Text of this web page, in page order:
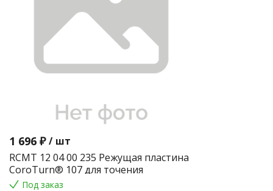
1 696 ₽ / шт
RCMT 12 04 00 235 Режущая пластина
CoroTurn® 107 для точения
Под заказ